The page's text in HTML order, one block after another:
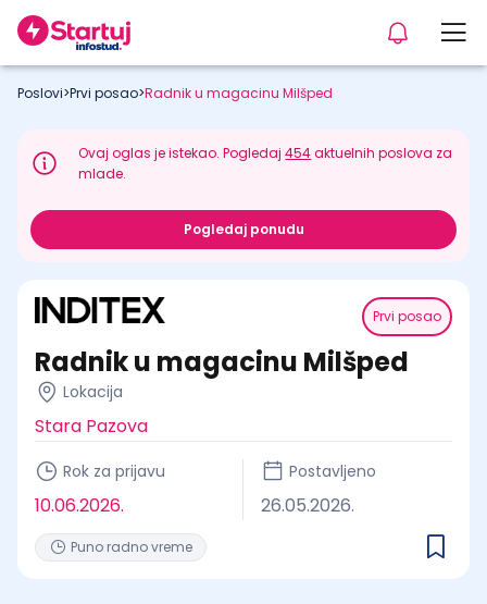
Poslovi>Prvi posao>Radnik u magacinu Milšped
Ovaj oglas je istekao. Pogledaj454aktuelnih poslova za
mlade.
Pogledaj ponudu
Prvi posao
Radnik u magacinu Milšped
Lokacija
Stara Pazova
Rok za prijavu
10.06.2026.
Postavljeno
26.05.2026.
Puno radno vreme